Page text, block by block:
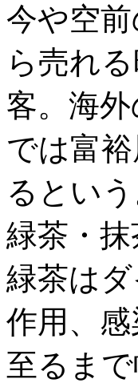
今や空
ら売れ
客。海
では富
るとい
緑茶・
緑茶は
作用、
至るま